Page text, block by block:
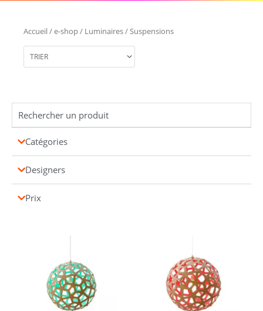
Accueil/e-shop/ Luminaires/ Suspensions
Catégories
Designers
Prix